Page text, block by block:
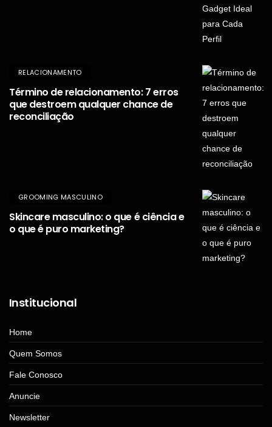
RELACIONAMENTO
Término de relacionamento: 7 erros
que destroem qualquer chance de
reconciliação
GROOMING MASCULINO
Skincare masculino: o que é ciência e
o que é puro marketing?
Institucional
Home
Quem Somos
Fale Conosco
Anuncie
Newsletter